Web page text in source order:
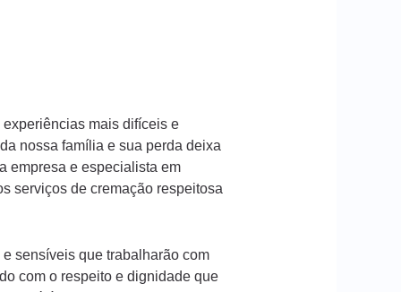
mais difíceis e
nossa família e sua perda deixa
empresa e especialista em
serviços de cremação respeitosa
sensíveis que trabalharão com
com o respeito e dignidade que